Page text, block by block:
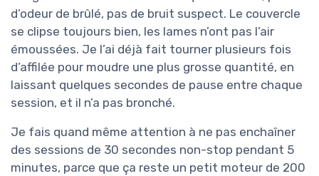
d’odeur de brûlé, pas de bruit suspect. Le couvercle
se clipse toujours bien, les lames n’ont pas l’air
émoussées. Je l’ai déjà fait tourner plusieurs fois
d’affilée pour moudre une plus grosse quantité, en
laissant quelques secondes de pause entre chaque
session, et il n’a pas bronché.
Je fais quand même attention à ne pas enchaîner
des sessions de 30 secondes non-stop pendant 5
minutes, parce que ça reste un petit moteur de 200